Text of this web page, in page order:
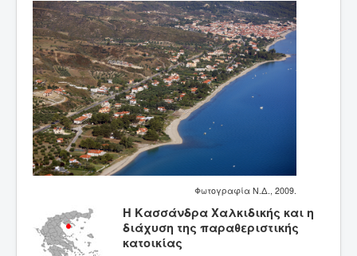
Αρχική σελίδα >
Κατηγορίες ανάλυσης τοπίων >
Τοπία – θέσεις > Ν. ΧΑΛΚΙΔΙΚΗΣ >
Η Κασσάνδρα Χαλκιδικής και η διάχυση της
παραθεριστικής κατοικίας
Φωτογραφία Ν.Δ., 2009.
Η Κασσάνδρα Χαλκιδικής και η
διάχυση της παραθεριστικής
κατοικίας